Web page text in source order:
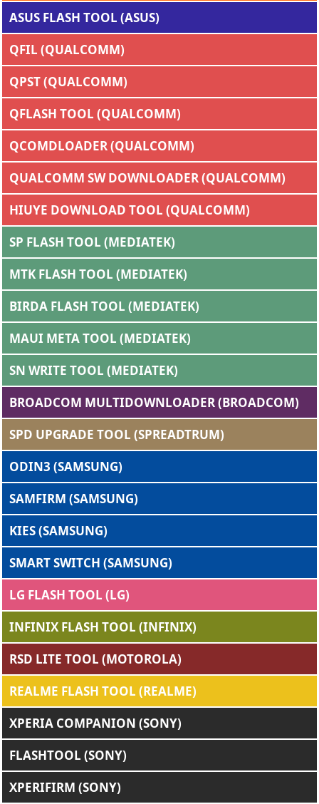
ASUS FLASH TOOL (ASUS)
QFIL (QUALCOMM)
QPST (QUALCOMM)
QFLASH TOOL (QUALCOMM)
QCOMDLOADER (QUALCOMM)
QUALCOMM SW DOWNLOADER (QUALCOMM)
HIUYE DOWNLOAD TOOL (QUALCOMM)
SP FLASH TOOL (MEDIATEK)
MTK FLASH TOOL (MEDIATEK)
BIRDA FLASH TOOL (MEDIATEK)
MAUI META TOOL (MEDIATEK)
SN WRITE TOOL (MEDIATEK)
BROADCOM MULTIDOWNLOADER (BROADCOM)
SPD UPGRADE TOOL (SPREADTRUM)
ODIN3 (SAMSUNG)
SAMFIRM (SAMSUNG)
KIES (SAMSUNG)
SMART SWITCH (SAMSUNG)
LG FLASH TOOL (LG)
INFINIX FLASH TOOL (INFINIX)
RSD LITE TOOL (MOTOROLA)
REALME FLASH TOOL (REALME)
XPERIA COMPANION (SONY)
FLASHTOOL (SONY)
XPERIFIRM (SONY)